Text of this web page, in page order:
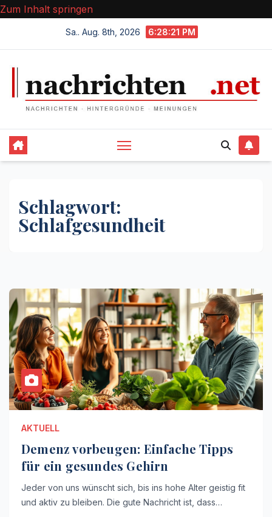
Zum Inhalt springen
Sa.. Aug. 8th, 2026 6:28:21 PM
Schlagwort:
Schlafgesundheit
AKTUELL
Demenz vorbeugen: Einfache Tipps
für ein gesundes Gehirn
Jeder von uns wünscht sich, bis ins hohe Alter geistig fit
und aktiv zu bleiben. Die gute Nachricht ist, dass…